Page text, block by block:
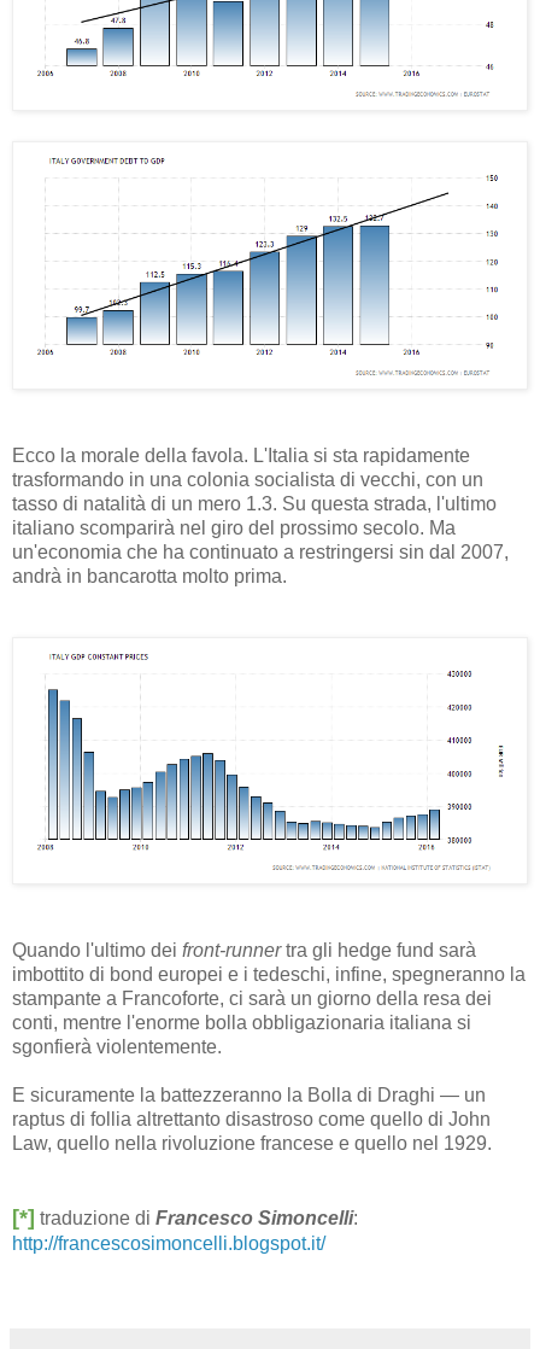
Ecco la morale della favola. L'Italia si sta rapidamente
trasformando in una colonia socialista di vecchi, con un
tasso di natalità di un mero 1.3. Su questa strada, l'ultimo
italiano scomparirà nel giro del prossimo secolo. Ma
un'economia che ha continuato a restringersi sin dal 2007,
andrà in bancarotta molto prima.
Quando l'ultimo dei front-runnertra gli hedge fund sarà
imbottito di bond europei e i tedeschi, infine, spegneranno la
stampante a Francoforte, ci sarà un giorno della resa dei
conti, mentre l'enorme bolla obbligazionaria italiana si
sgonfierà violentemente.
E sicuramente la battezzeranno la Bolla di Draghi — un
raptus di follia altrettanto disastroso come quello di John
Law, quello nella rivoluzione francese e quello nel 1929.
[*] traduzione di Francesco Simoncelli:
http://francescosimoncelli.blogspot.it/